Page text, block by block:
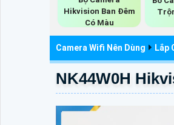
Hikvision Ban Đêm
Có Màu
Camera Wifi Nên Dùng Lắp
NK44W0H